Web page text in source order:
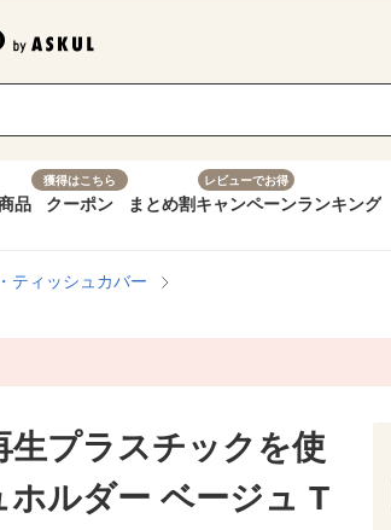
品
獲得はこちら
クーポン まとめ割
レビューでお得
キャンペーンランキング
ティッシュカバー
生プラスチックを使
ホルダー ベージュ T